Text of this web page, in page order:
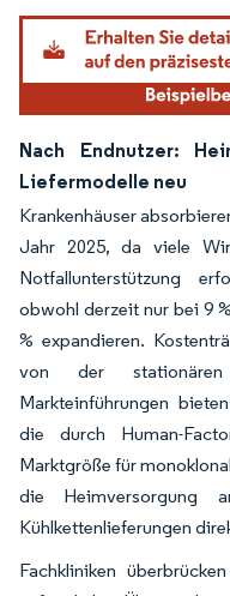
Nach Endnutzer:
Liefermodelle neu
Krankenhäuser
Jahr 2025, da viele
Notfallunterstützung
obwohl derzeit nur bei 9
% expandieren.
von der stationären
Markteinführungen
die durch Human-
Marktgröße für
die Heimversorgung
Kühlkettenlieferungen
Fachkliniken